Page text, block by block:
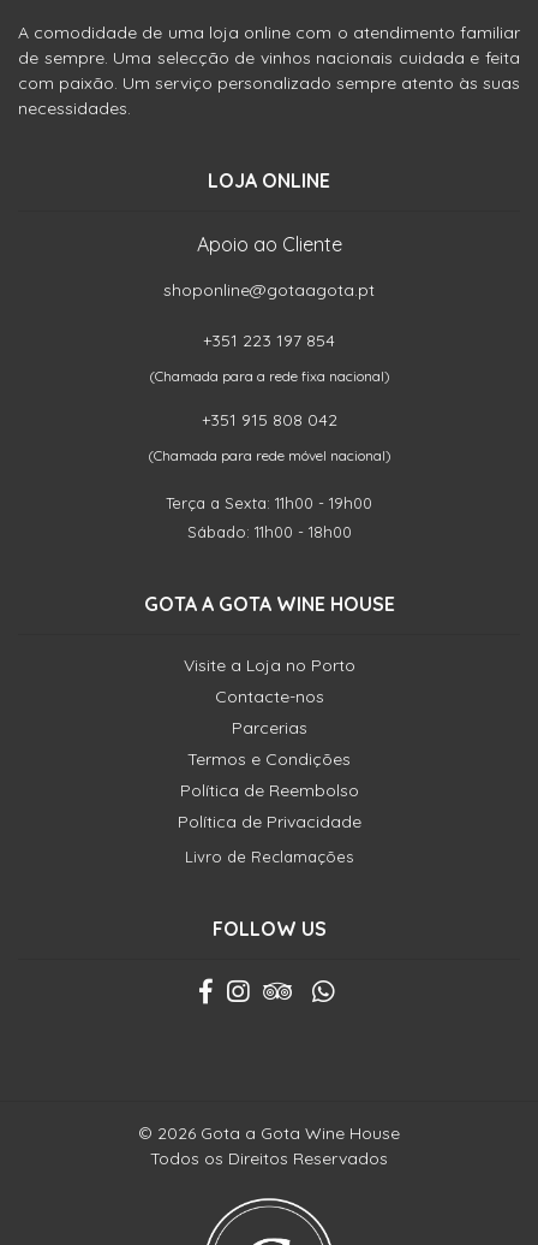
A comodidade de uma loja online com o atendimento familiar
de sempre. Uma selecção de vinhos nacionais cuidada e feita
com paixão. Um serviço personalizado sempre atento às suas
necessidades.
LOJA ONLINE
Apoio ao Cliente
shoponline@gotaagota.pt
+351 223 197 854
(Chamada para a rede fixa nacional)
+351 915 808 042
(Chamada para rede móvel nacional)
Terça a Sexta: 11h00 - 19h00
Sábado: 11h00 - 18h00
GOTA A GOTA WINE HOUSE
Visite a Loja no Porto
Contacte-nos
Parcerias
Termos e Condições
Política de Reembolso
Política de Privacidade
Livro de Reclamações
FOLLOW US
© 2026 Gota a Gota Wine House
Todos os Direitos Reservados